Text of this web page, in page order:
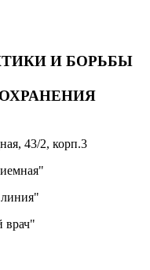
И БОРЬБЫ
43/2, корп.3
врач"